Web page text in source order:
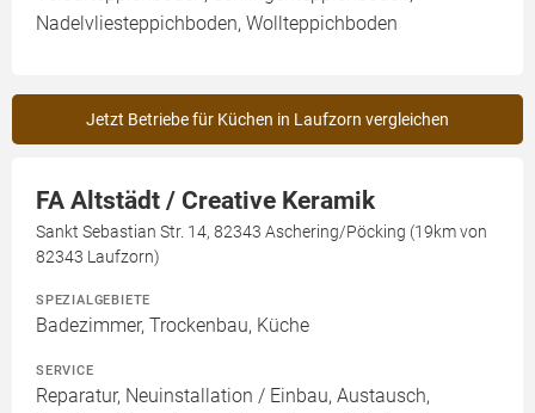
Nadelvliesteppichboden, Wollteppichboden
Jetzt Betriebe für Küchen in Laufzorn vergleichen
FA Altstädt / Creative Keramik
Sankt Sebastian Str. 14, 82343 Aschering/Pöcking (19km von
82343 Laufzorn)
SPEZIALGEBIETE
Badezimmer, Trockenbau, Küche
SERVICE
Reparatur, Neuinstallation / Einbau, Austausch,